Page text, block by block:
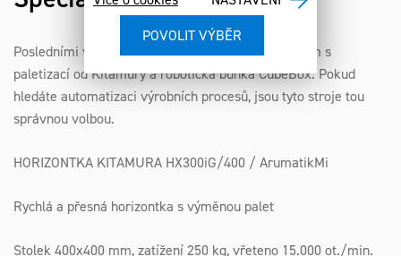
Posledními v našem výčtu jsou horizontální centrum s
paletizací od Kitamury a robotická buňka CubeBox. Pokud
hledáte automatizaci výrobních procesů, jsou tyto stroje tou
správnou volbou.
HORIZONTKA KITAMURA HX300iG/400 / ArumatikMi
Rychlá a přesná horizontka s výměnou palet
Stolek 400x400 mm, zatížení 250 kg, vřeteno 15.000 ot./min.